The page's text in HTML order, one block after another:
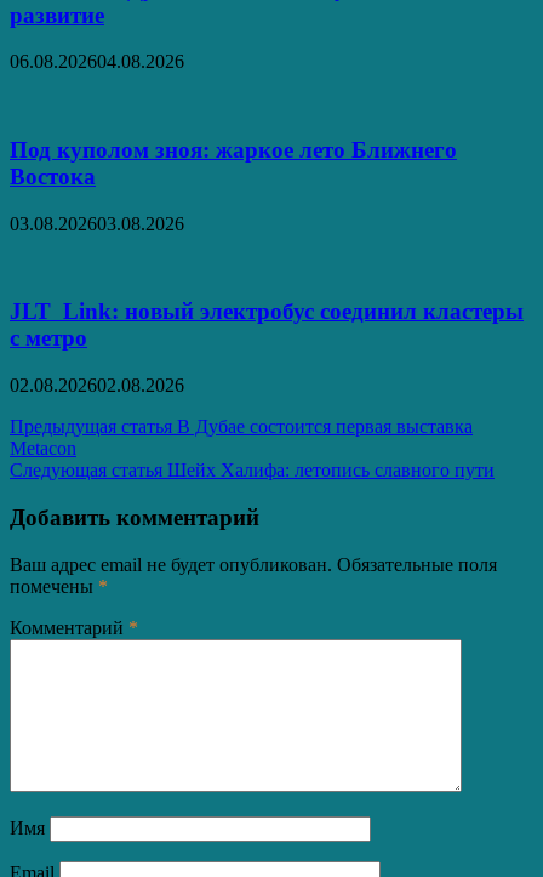
развитие
06.08.202604.08.2026
Под куполом зноя: жаркое лето Ближнего
Востока
03.08.202603.08.2026
JLT Link: новый электробус соединил кластеры
с метро
02.08.202602.08.2026
Навигация
по
Предыдущая статья В Дубае состоится первая выставка
Metacon
Следующая статья Шейх Халифа: летопись славного пути
Добавить комментарий
Ваш адрес email не будет опубликован. Обязательные поля
помечены *
Комментарий *
Имя
Email